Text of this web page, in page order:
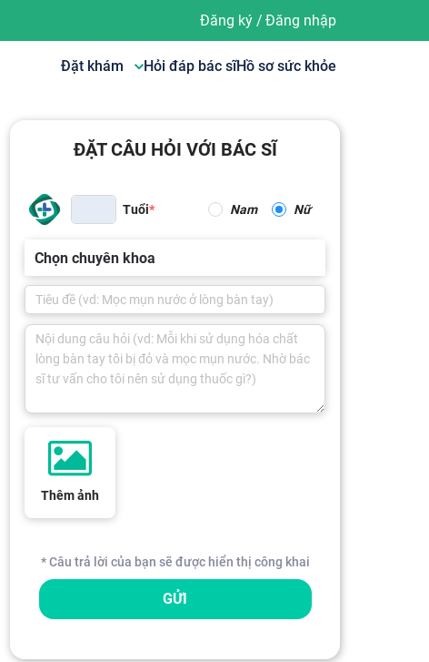
Đăng ký/ Đăng nhập
Đặt khám Hỏi đáp bác sĩHồ sơ sức khỏe
ĐẶT CÂU HỎI VỚI BÁC SĨ
Tuổi Nam Nữ
Chọn chuyên khoa
Thêm ảnh
* Câu trả lời của bạn sẽ được hiển thị công khai
GỬI